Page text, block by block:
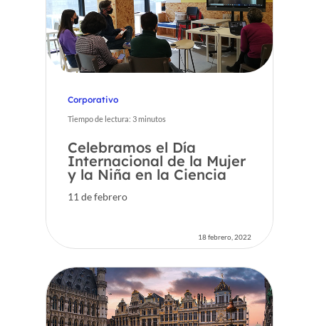
Corporativo
Tiempo de lectura: 3minutos
Celebramos el Día
Internacional de la Mujer
y la Niña en la Ciencia
11 de febrero
18 febrero, 2022